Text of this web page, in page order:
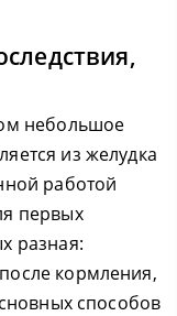
небольшое
из желудка
работой
первых
разная:
кормления,
способов